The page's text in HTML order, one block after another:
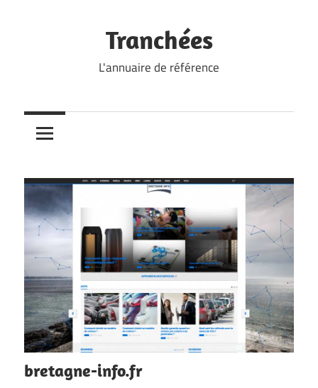
Tranchées
L'annuaire de référence
bretagne-info.fr